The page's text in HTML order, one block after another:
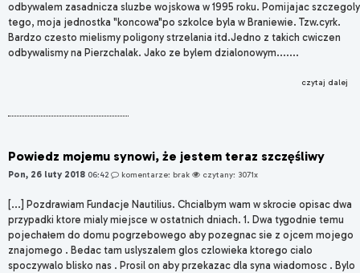
odbywalem zasadnicza sluzbe wojskowa w 1995 roku. Pomijajac szczegoly
tego, moja jednostka "koncowa"po szkolce byla w Braniewie. Tzw.cyrk.
Bardzo czesto mielismy poligony strzelania itd.Jedno z takich cwiczen
odbywalismy na Pierzchalak. Jako ze bylem dzialonowym.......
czytaj dalej
Powiedz mojemu synowi, że jestem teraz szczęśliwy
Pon, 26 luty 2018 06:42 komentarze: brak czytany: 3071x
[...] Pozdrawiam Fundacje Nautilius. Chcialbym wam w skrocie opisac dwa
przypadki ktore mialy miejsce w ostatnich dniach. 1. Dwa tygodnie temu
pojechałem do domu pogrzebowego aby pozegnac sie z ojcem mojego
znajomego . Bedac tam uslyszalem glos czlowieka ktorego cialo
spoczywalo blisko nas . Prosil on aby przekazac dla syna wiadomosc . Bylo